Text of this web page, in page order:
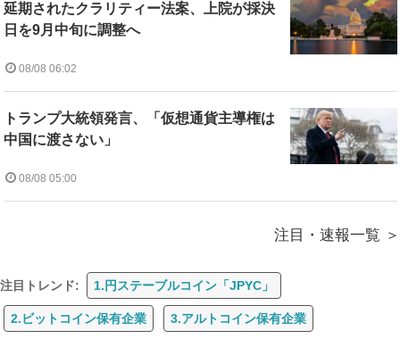
延期されたクラリティー法案、上院が採決
日を9月中旬に調整へ
08/08 06:02
トランプ大統領発言、「仮想通貨主導権は
中国に渡さない」
08/08 05:00
注目・速報一覧
注目トレンド: 1.円ステーブルコイン「JPYC」
2.ビットコイン保有企業 3.アルトコイン保有企業